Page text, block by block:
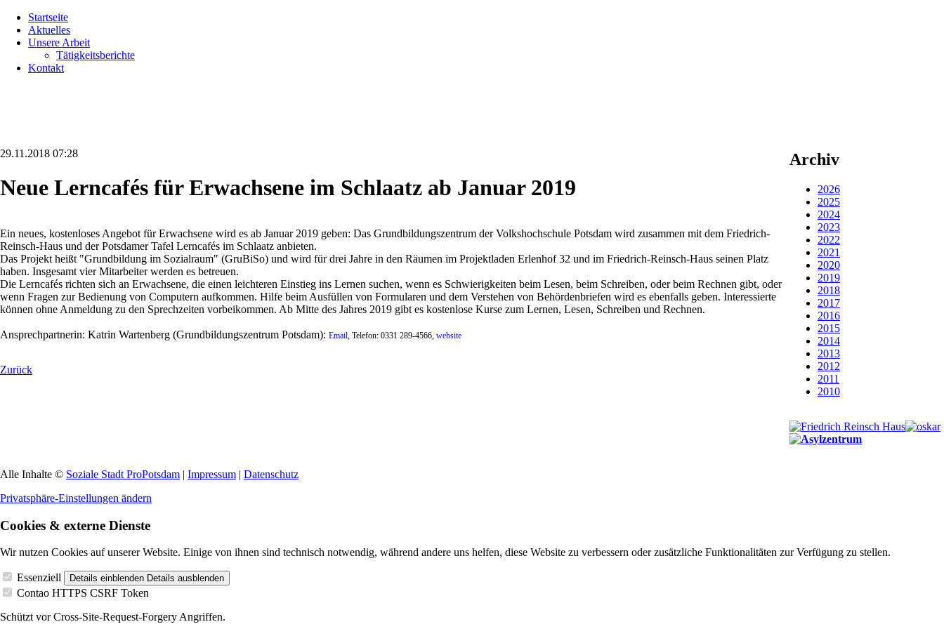
überspringen
Startseite
Aktuelles
Unsere Arbeit
Tätigkeitsberichte
Kontakt
29.11.2018 07:28
Neue Lerncafés für Erwachsene im Schlaatz ab Januar 2019
Ein neues, kostenloses Angebot für Erwachsene wird es ab Januar 2019 geben: Das Grundbildungszentrum der Volkshochschule Potsdam wird zusammen mit dem Friedrich-
Reinsch-Haus und der Potsdamer Tafel Lerncafés im Schlaatz anbieten.
Das Projekt heißt "Grundbildung im Sozialraum" (GruBiSo) und wird für drei Jahre in den Räumen im Projektladen Erlenhof 32 und im Friedrich-Reinsch-Haus seinen Platz
haben. Insgesamt vier Mitarbeiter werden es betreuen.
Die Lerncafés richten sich an Erwachsene, die einen leichteren Einstieg ins Lernen suchen, wenn es Schwierigkeiten beim Lesen, beim Schreiben, oder beim Rechnen gibt, oder
wenn Fragen zur Bedienung von Computern aufkommen. Hilfe beim Ausfüllen von Formularen und dem Verstehen von Behördenbriefen wird es ebenfalls geben. Interessierte
können ohne Anmeldung zu den Sprechzeiten vorbeikommen. Ab Mitte des Jahres 2019 gibt es kostenlose Kurse zum Lernen, Lesen, Schreiben und Rechnen.
Ansprechpartnerin: Katrin Wartenberg (Grundbildungszentrum Potsdam): Email, Telefon: 0331 289-4566, website
Zurück
Archiv
2026
2025
2024
2023
2022
2021
2020
2019
2018
2017
2016
2015
2014
2013
2012
2011
2010
Alle Inhalte © Soziale Stadt ProPotsdam | Impressum | Datenschutz
Privatsphäre-Einstellungen ändern
Cookies & externe Dienste
Wir nutzen Cookies auf unserer Website. Einige von ihnen sind technisch notwendig, während andere uns helfen, diese Website zu verbessern oder zusätzliche Funktionalitäten zur Verfügung zu stellen.
Essenziell Details einblenden Details ausblenden
Contao HTTPS CSRF Token
Schützt vor Cross-Site-Request-Forgery Angriffen.